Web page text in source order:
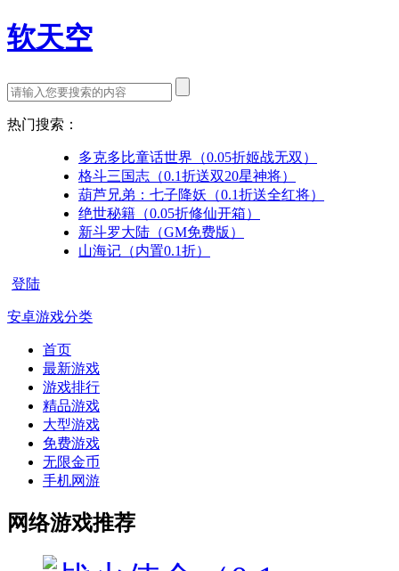
软天空
热门搜索：
多克多比童话世界（0.05折姬战无双）
格斗三国志（0.1折送双20星神将）
葫芦兄弟：七子降妖（0.1折送全红将）
绝世秘籍（0.05折修仙开箱）
新斗罗大陆（GM免费版）
山海记（内置0.1折）
登陆
安卓游戏分类
首页
最新游戏
游戏排行
精品游戏
大型游戏
免费游戏
无限金币
手机网游
网络游戏推荐